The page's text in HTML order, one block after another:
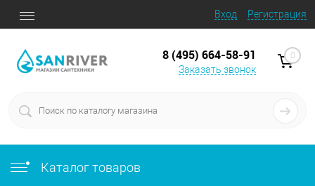
Вход Регистрация
8 (495) 664-58-91
Заказать звонок
0
Каталог товаров